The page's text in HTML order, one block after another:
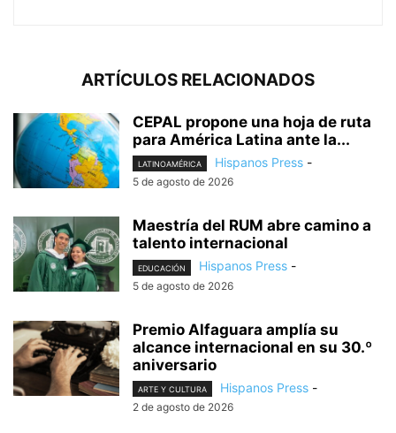
ARTÍCULOS RELACIONADOS
CEPAL propone una hoja de ruta
para América Latina ante la...
LATINOAMÉRICA Hispanos Press -
5 de agosto de 2026
Maestría del RUM abre camino a
talento internacional
EDUCACIÓN Hispanos Press -
5 de agosto de 2026
Premio Alfaguara amplía su
alcance internacional en su 30.º
aniversario
ARTE Y CULTURA Hispanos Press -
2 de agosto de 2026